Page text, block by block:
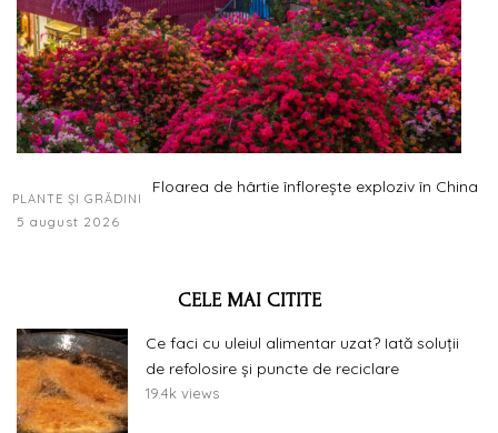
PLANTE ȘI GRĂDINI
Floarea de hârtie înflorește exploziv în China
5 august 2026
CELE MAI CITITE
Ce faci cu uleiul alimentar uzat? Iată soluții
de refolosire și puncte de reciclare
19.4k views